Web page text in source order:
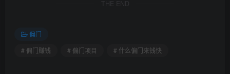
THE END
偏门
# 偏门赚钱
# 偏门项目 # 什么偏门来钱快